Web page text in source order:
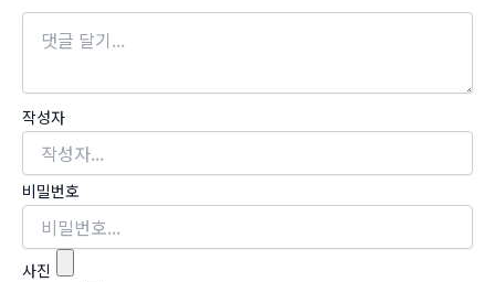
작성자
비밀번호
사진